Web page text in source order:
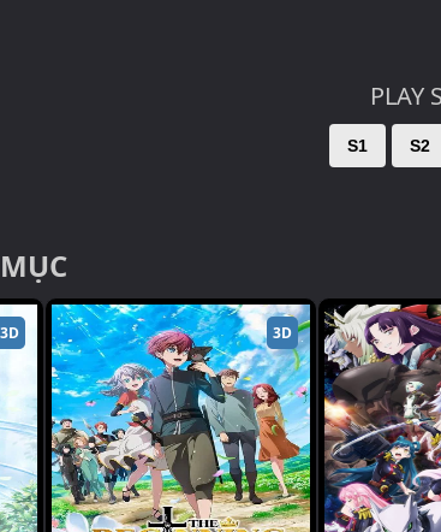
PLAY
S1 S2
3D 3D